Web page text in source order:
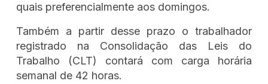
quais preferencialmente aos domingos.
Também a partir desse prazo o trabalhador
registrado na Consolidação das Leis do
Trabalho (CLT) contará com carga horária
semanal de 42 horas.